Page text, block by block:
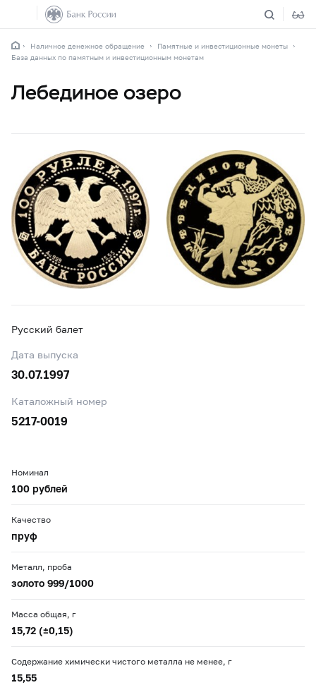
Наличное денежное обращение
Памятные и инвестиционные монеты
База данных по памятным и инвестиционным монетам
Лебединое озеро
Русский балет
Дата выпуска
30.07.1997
Каталожный номер
5217-0019
Номинал
100 рублей
Качество
пруф
Металл, проба
золото 999/1000
Масса общая, г
15,72 (±0,15)
Содержание химически чистого металла не менее, г
15,55